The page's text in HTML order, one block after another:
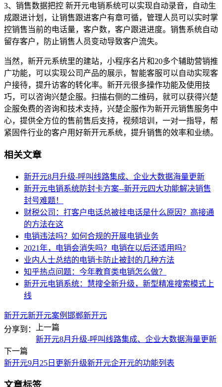
3、销售数据把控 新开元电销系统可以实现自动录音，自动生
成跟进计划，让销售跟进客户有章可循，管理人员可以实时掌
控销售当前的电话量，客户数，客户跟进进度。销售系统自动
留存客户，防止销售人员变动导致客户流失。
当然，新开元系统里的建站，小程序名片和20多个辅助营销推
广功能，可以实现公司产品的展示，智能客服可以自动实现客
户接待，提升访客的转化率。新开元很多操作功能及使用技
巧，可以咨询兴楚企服。扫描右侧的二维码，就可以获得兴楚
企服免费的咨询和技术支持，兴楚企服作为新开元销售服务中
心，提供全方位的售前售后支持，视频培训，一对一指导，帮
紧固件行业的客户用好新开元系统，提升销售的效率和业绩。
相关文章
新开元8月升级-呼叫线路集成、企业大数据海量更新
新开元电销系统防封卡方案--新开元四大功能解决销售
封号难题！
财税公司：打客户电话总被挂电话是什么原因？高接通
的方法在这
电销违法吗？如何合规的开展电销业务
2021年，电销会消失吗？电销在以后还适用吗?
业内人士总结的电销卡防止被封的几种方法
知乎热点问题：今年教育类电销怎么做？
新开元电销系统：慧搜全新升级，新型精准搜索模式上
线
新开元新开元案例 邯郸新开元
分享到：
上一篇
新开元8月升级-呼叫线路集成、企业大数据海量更新
下一篇
新开元9月25日更新升级新开元企开元的功能列表